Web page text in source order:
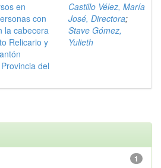
en
con
la cabecera
Relicario y
del
Castillo Vélez, María
José, Directora;
Stave Gómez,
Yulieth
1